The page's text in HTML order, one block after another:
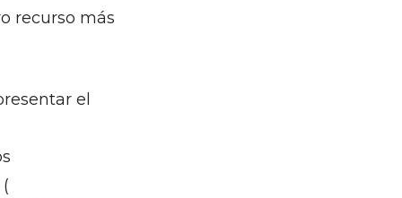
recurso más
el